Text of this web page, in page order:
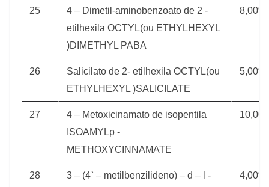
25
4 – Dimetil-aminobenzoato de 2 -
etilhexila OCTYL(ou ETHYLHEXYL
)DIMETHYL PABA
8,00%
26
Salicilato de 2- etilhexila OCTYL(ou
ETHYLHEXYL )SALICILATE
5,00%
27
4 – Metoxicinamato de isopentila
ISOAMYLp -
METHOXYCINNAMATE
28
3 – (4` – metilbenzilideno) – d – l -
4,00%